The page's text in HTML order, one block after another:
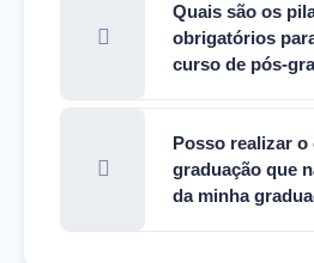
Quais são os
obrigatórios
curso de pós-
Posso realizar
graduação que
da minha